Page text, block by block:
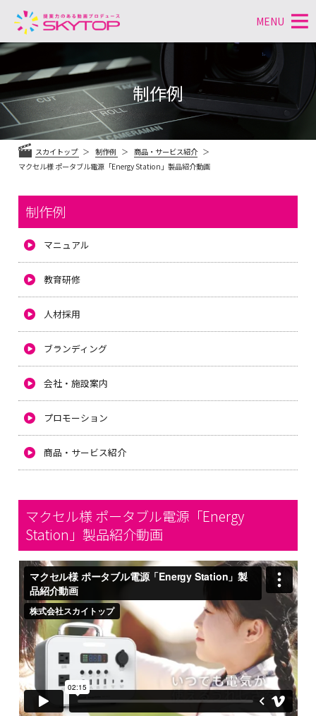
コ
テ
ツ
へ
ス
MENU
制作例
スカイトップ 制作例
商品・サービス紹介
マクセル様 ポータブル電源「Energy Station」製品紹介動画
制作例
マニュアル
教育研修
人材採用
ブランディング
会社・施設案内
プロモーション
商品・サービス紹介
マクセル様 ポータブル電源「Energy
Station」製品紹介動画